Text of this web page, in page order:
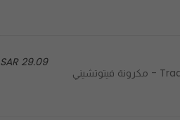
29.09 SAR
Traditional Italian fettuccine pasta with grilled chicken pieces, and parmesan cheese - مكرونة فيتوتشيني